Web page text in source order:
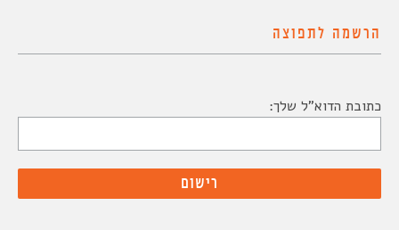
הרשמה לתפוצה
כתובת הדוא"ל שלך: